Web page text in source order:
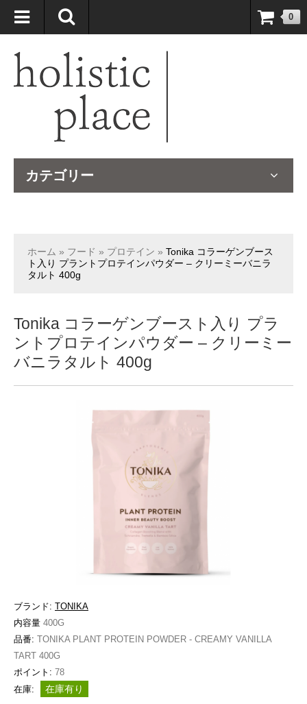
自然療法大国のオーストラリアより、臨床経験＆知識の豊富なナチュ
ロパスが厳選したサプリメントや ナチュラルグッズをお届けします！
0
カテゴリー
ホーム » フード » プロテイン » Tonika コラーゲンブース
ト入り プラントプロテインパウダー – クリーミーバニラ
タルト 400g
Tonika コラーゲンブースト入り プラ
ントプロテインパウダー – クリーミー
バニラタルト 400g
ブランド: TONIKA
内容量 400G
品番: TONIKA PLANT PROTEIN POWDER - CREAMY VANILLA
TART 400G
ポイント: 78
在庫:
在庫有り